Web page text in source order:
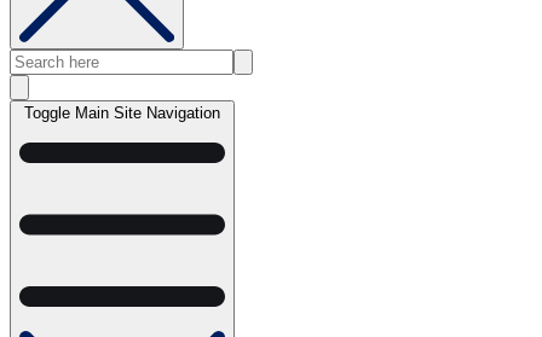
Toggle Main Site Navigation